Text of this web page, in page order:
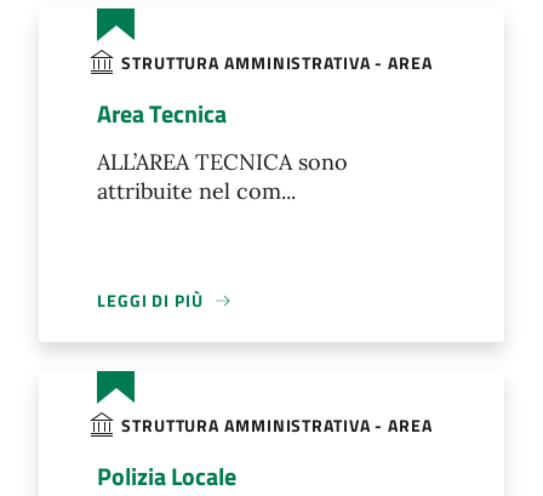
STRUTTURA AMMINISTRATIVA - AREA
Area Tecnica
ALL’AREA TECNICA sono
attribuite nel com...
LEGGI DI PIÙ
STRUTTURA AMMINISTRATIVA - AREA
Polizia Locale